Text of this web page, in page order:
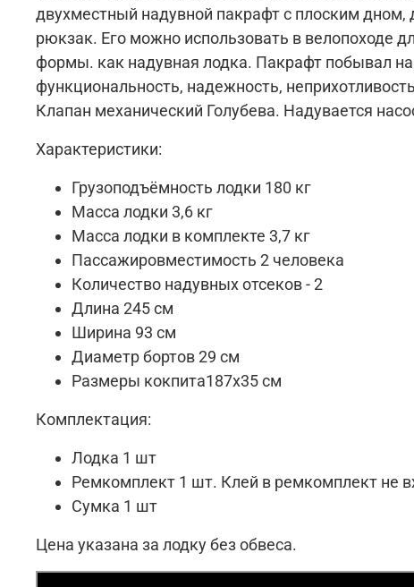
двухместный надувной пакрафт с плоским дном,
рюкзак. Его можно использовать в велопоходе
формы. как надувная лодка. Пакрафт побывал
функциональность, надежность,
Клапан механический Голубева. Надувается
Характеристики:
Грузоподъёмность лодки 180 кг
Масса лодки 3,6 кг
Масса лодки в комплекте 3,7 кг
Пассажировместимость 2 человека
Количество надувных отсеков - 2
Длина 245 см
Ширина 93 см
Диаметр бортов 29 см
Размеры кокпита187х35 см
Комплектация:
Лодка 1 шт
Ремкомплект 1 шт. Клей в ремкомплект не
Сумка 1 шт
Цена указана за лодку без обвеса.